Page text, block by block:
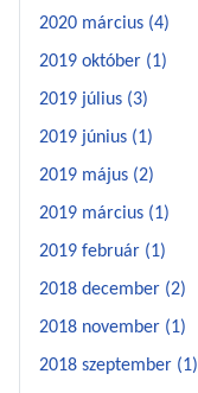
2020 március (4)
2019 október (1)
2019 július (3)
2019 június (1)
2019 május (2)
2019 március (1)
2019 február (1)
2018 december (2)
2018 november (1)
2018 szeptember (1)